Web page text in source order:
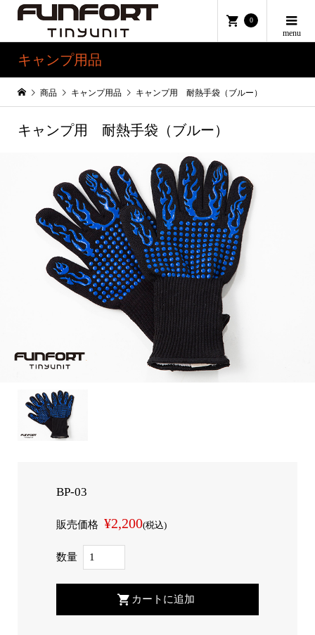
0
キャンプ用品
商品 キャンプ用品 キャンプ用 耐熱手袋（ブルー）
キャンプ用 耐熱手袋（ブルー）
BP-03
販売価格 ¥2,200(税込)
数量